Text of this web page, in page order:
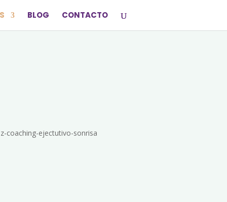
BLOG CONTACTO